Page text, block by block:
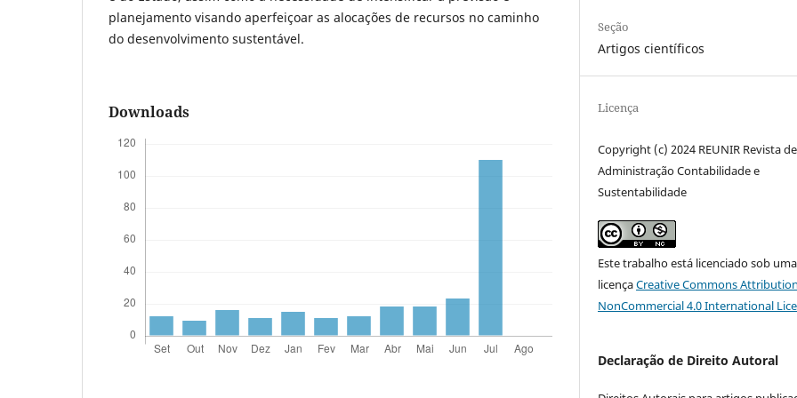
planejamento visando aperfeiçoar as alocações de recursos no caminho
do desenvolvimento sustentável.
Downloads
Seção
Artigos científicos
Licença
Copyright (c) 2024 REUNIR Revista de
Administração Contabilidade e
Sustentabilidade
Este trabalho está licenciado sob uma
licençaCreative Commons
NonCommercial 4.0 International
Declaração de Direito Autoral